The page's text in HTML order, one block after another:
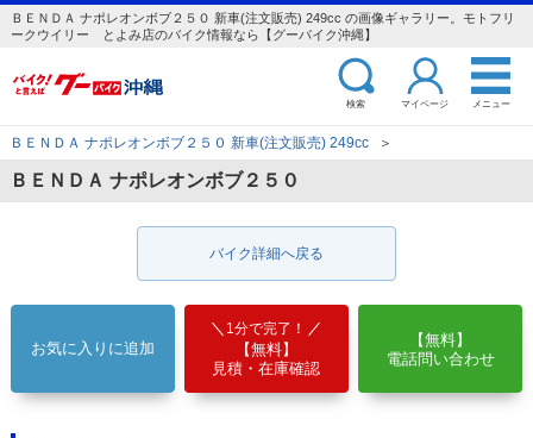
ＢＥＮＤＡ ナポレオンボブ２５０ 新車(注文販売) 249cc の画像ギャラリー。モトフリ
ークウイリー とよみ店のバイク情報なら【グーバイク沖縄】
検索 マイページ メニュー
ＢＥＮＤＡ ナポレオンボブ２５０ 新車(注文販売) 249cc ＞
ＢＥＮＤＡ ナポレオンボブ２５０
バイク詳細へ戻る
お気に入りに追加
1分で完了！
【無料】
見積・在庫確認
【無料】
電話問い合わせ